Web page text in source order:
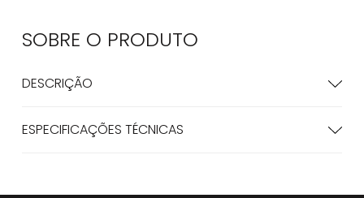
SOBRE O PRODUTO
DESCRIÇÃO
ESPECIFICAÇÕES TÉCNICAS